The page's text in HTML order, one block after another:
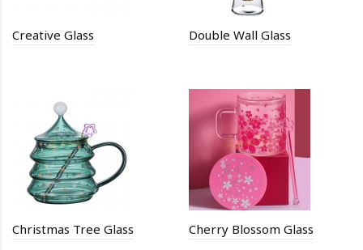
Creative Glass Double Wall Glass
Christmas Tree Glass Cherry Blossom Glass